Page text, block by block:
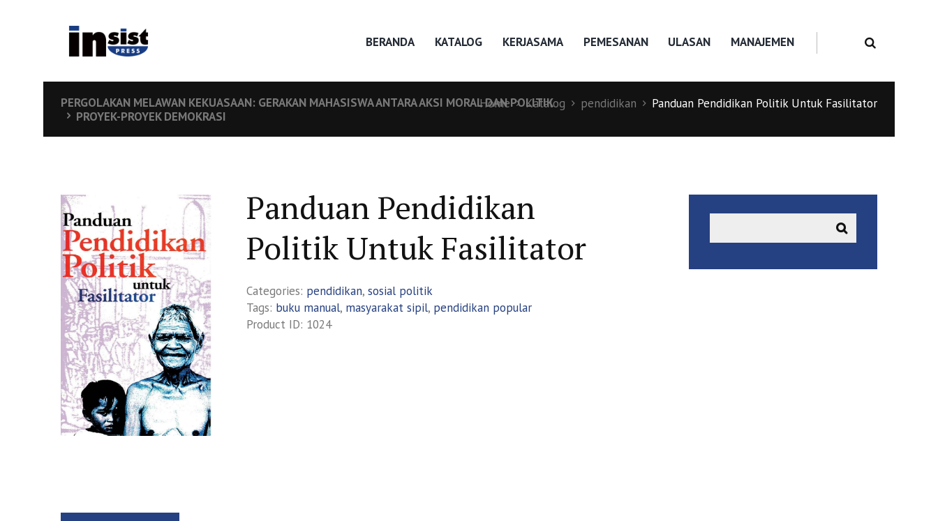
BERANDA KATALOG KERJASAMA PEMESANAN ULASAN MANAJEMEN
PERGOLAKAN MELAWAN KEKUASAAN: GERAKAN MAHASISWA ANTARA AKSI MORAL DAN POLITIK
PROYEK-PROYEK DEMOKRASI
Home Katalog pendidikan Panduan Pendidikan Politik Untuk Fasilitator
Panduan Pendidikan
Politik Untuk Fasilitator
Categories: pendidikan, sosial politik
Tags: buku manual, masyarakat sipil, pendidikan popular
Product ID: 1024